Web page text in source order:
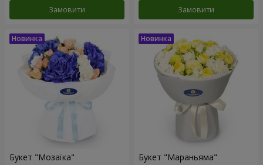
Замовити Замовити
Букет "Мозаїка" Букет "Мараньяма"